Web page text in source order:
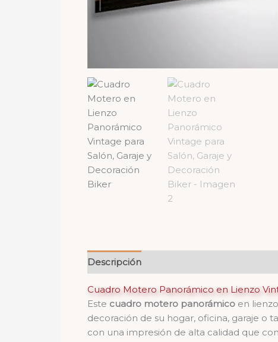
Descripción
Cuadro Motero Panorámico en Lienzo
Este cuadro motero panorámico en
decoración de su hogar, oficina, garaje o
con una impresión de alta calidad que